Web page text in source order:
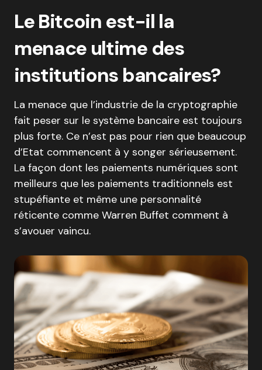
Le Bitcoin est-il la
menace ultime des
institutions bancaires?
La menace que l’industrie de la cryptographie
fait peser sur le système bancaire est toujours
plus forte. Ce n’est pas pour rien que beaucoup
d’Etat commencent à y songer sérieusement.
La façon dont les paiements numériques sont
meilleurs que les paiements traditionnels est
stupéfiante et même une personnalité
réticente comme Warren Buffet comment à
s’avouer vaincu.